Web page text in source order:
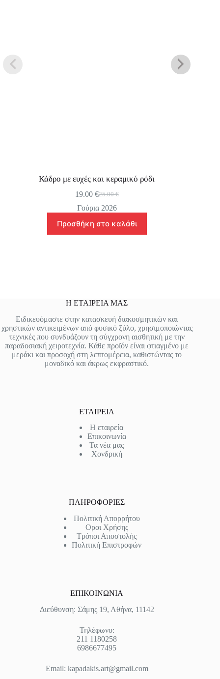
Κάδρο με ευχές και κεραμικό ρόδι
25.00€
Original
price
25.00 €.
19.00 €Η
τρέχουσα
είναι:
19.00 €.
Γούρια 2026
Προσθήκη στο καλάθι
Η ΕΤΑΙΡΕΙΑ ΜΑΣ
Ειδικευόμαστε στην κατασκευή διακοσμητικών και
χρηστικών αντικειμένων από φυσικό ξύλο, χρησιμοποιώντας
τεχνικές που συνδυάζουν τη σύγχρονη αισθητική με την
παραδοσιακή χειροτεχνία. Κάθε προϊόν είναι φτιαγμένο με
μεράκι και προσοχή στη λεπτομέρεια, καθιστώντας το
μοναδικό και άκρως εκφραστικό.
ΕΤΑΙΡΕΙΑ
Η εταιρεία
Επικοινωνία
Τα νέα μας
Χονδρική
ΠΛΗΡΟΦΟΡΙΕΣ
Πολιτική Απορρήτου
Οροι Χρήσης
Τρόποι Αποστολής
Πολιτική Επιστροφών
ΕΠΙΚΟΙΝΩΝΙΑ
Διεύθυνση: Σάμης 19, Αθήνα, 11142
Τηλέφωνο:
211 1180258
6986677495
Email: kapadakis.art@gmail.com